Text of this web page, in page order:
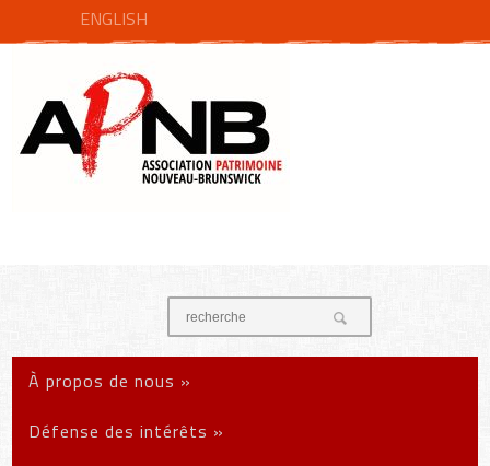
ENGLISH
À propos de nous »
Défense des intérêts »